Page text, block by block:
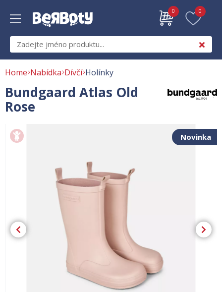
0 0
Home Nabídka Dívčí Holínky
Bundgaard Atlas Old
Rose
Novinka